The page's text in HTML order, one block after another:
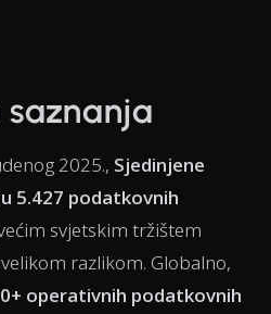
2025., Sjedinjene
5.427 podatkovnih
svjetskim tržištem
razlikom. Globalno,
operativnih podatkovnih